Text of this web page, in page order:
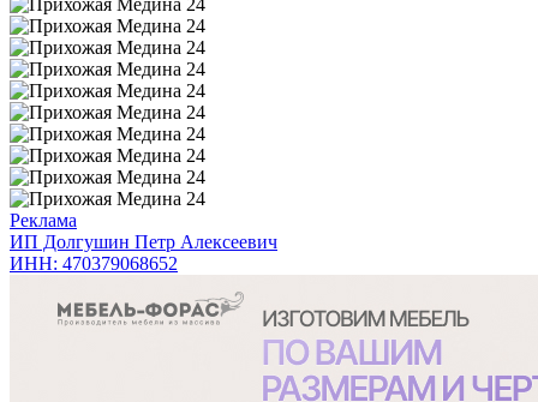
Реклама
ИП Долгушин Петр Алексеевич
ИНН: 470379068652